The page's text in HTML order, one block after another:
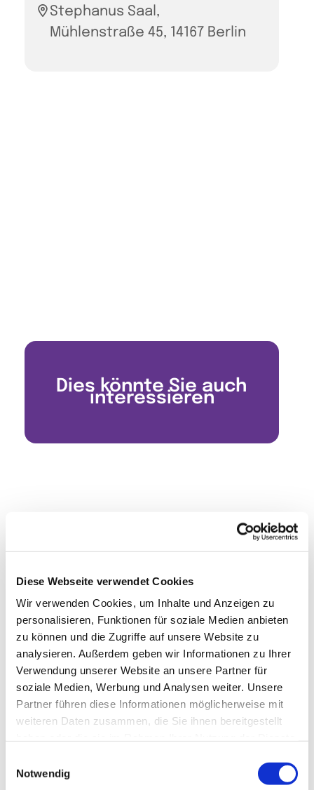
Diese Webseite verwendet Cookies
Wir verwenden Cookies, um Inhalte und Anzeigen zu
personalisieren, Funktionen für soziale Medien anbieten
zu können und die Zugriffe auf unsere Website zu
analysieren. Außerdem geben wir Informationen zu Ihrer
Verwendung unserer Website an unsere Partner für
soziale Medien, Werbung und Analysen weiter. Unsere
Partner führen diese Informationen möglicherweise mit
weiteren Daten zusammen, die Sie ihnen bereitgestellt
Notwendig
Stephanus Saal,
Mühlenstraße 45, 14167 Berlin
Dies könnte Sie auch
interessieren